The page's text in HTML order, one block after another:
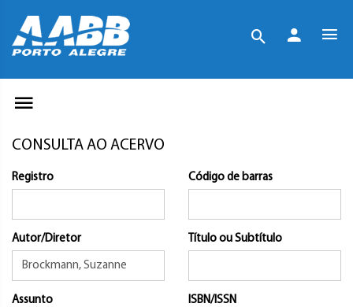
CONSULTA AO ACERVO
Registro Código de barras
Autor/Diretor Título ou Subtítulo
Assunto ISBN/ISSN